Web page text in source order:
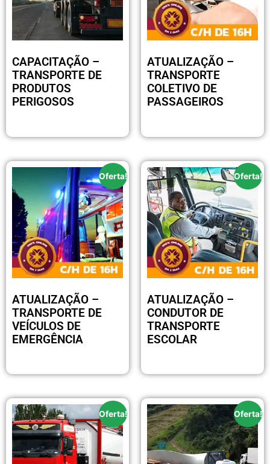
CAPACITAÇÃO –
TRANSPORTE DE
PRODUTOS
PERIGOSOS
ATUALIZAÇÃO –
TRANSPORTE
COLETIVO DE
PASSAGEIROS
Oferta!
ATUALIZAÇÃO –
TRANSPORTE DE
VEÍCULOS DE
EMERGÊNCIA
Oferta!
ATUALIZAÇÃO –
CONDUTOR DE
TRANSPORTE
ESCOLAR
Oferta! Oferta!